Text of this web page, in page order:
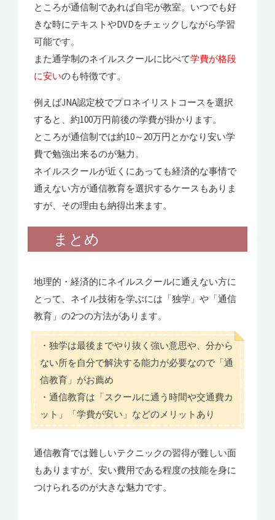
ところが通信制であれば自宅が教室。いつでも好
きな時にテキストやDVDをチェックしながら学習
可能です。
また通学制のネイルスクールに比べて学費が格段
に安いのも特徴です。
例えばJNA認定校でプロネイリストコースを選択
すると、約100万円前後の学費が掛かります。
ところが通信制では約10～20万円とかなり安い学
費で勉強出来るのが魅力。
ネイルスクールが近くにあっても経済的な事情で
通えない方が通信教育を選択するケースもありま
すが、その理由も納得出来ます。
まとめ
地理的・経済的にネイルスクールに通えない方に
とって、ネイル技術を学ぶには「独学」や「通信
教育」の2つの方法があります。
・独学は最後までやり抜く強い意思や、分から
ない所を自分で解決する能力が必要なので「通
信教育」がお薦め
・通信教育は「スクールに通う時間や交通費カ
ット」「学費が安い」などのメリットあり
通信教育では難しいテクニックの習得が難しい面
もありますが、安い費用である程度の技能を身に
つけられるのが大きな魅力です。